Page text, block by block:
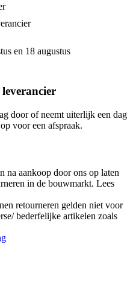
en 18 augustus
door of neemt uiterlijk een dag
voor een afspraak.
na aankoop door ons op laten
in de bouwmarkt. Lees
retourneren gelden niet voor
bederfelijke artikelen zoals